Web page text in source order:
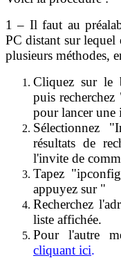
1 – Il faut au
PC distant sur lequel
plusieurs méthodes,
Cliquez sur le
puis recherchez
pour lancer une
Sélectionnez
résultats de
l'invite de
Tapez
appuyez sur "
Recherchez
liste affichée.
Pour l'autre
cliquant ici.